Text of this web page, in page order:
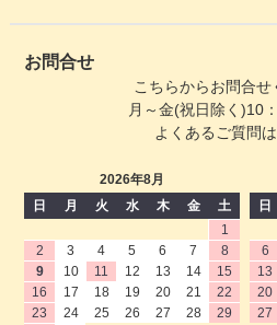
お問合せ
こちらからお問合せ
月～金(祝日除く)10
よくあるご質問
2026年8月
日
月 火 水 木 金
土
1
2
3 4 5 6 7
8
9
10 11 12 13 14
15
16
17 18 19 20 21
22
23
24 25 26 27 28
29
日
6
13
20
27